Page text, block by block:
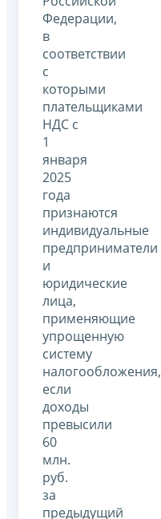
Федерации,
в
соответствии
с
которыми
плательщиками
НДС с
1
января
2025
года
признаются
индивидуальные
предприниматели
и
юридические
лица,
применяющие
упрощенную
систему
налогообложения,
если
доходы
превысили
60
млн.
руб.
за
предыдущий